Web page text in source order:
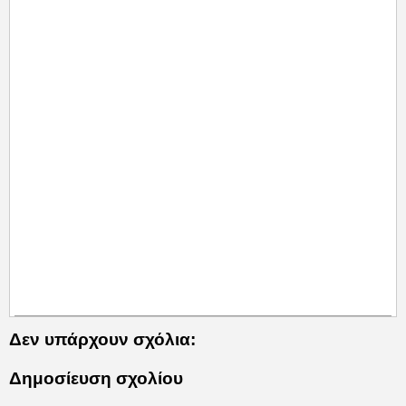
Δεν υπάρχουν σχόλια:
Δημοσίευση σχολίου